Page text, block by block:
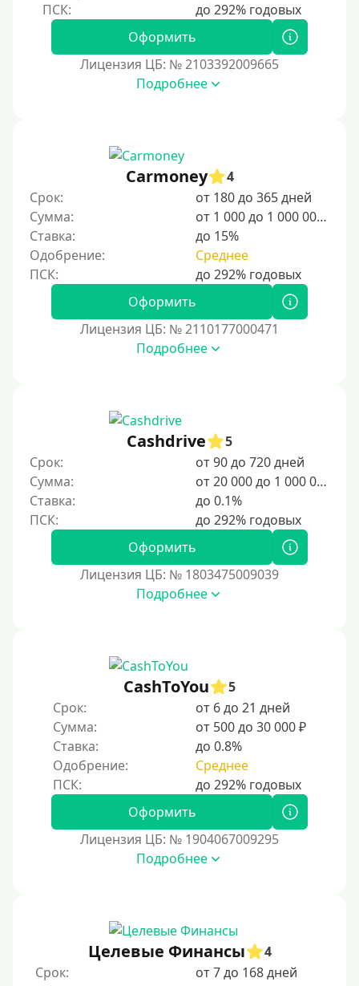
Оформить
Лицензия ЦБ: № 2103392009665
Подробнее
Carmoney
4
Срок:
от 180 до 365 дней
Сумма:
от 1 000 до 1 000 000 ₽
Ставка:
до 15%
Одобрение:
Среднее
Оформить
Лицензия ЦБ: № 2110177000471
Подробнее
Cashdrive
5
Срок:
от 90 до 720 дней
Сумма:
от 20 000 до 1 000 000 ₽
Ставка:
до 0.1%
Оформить
Лицензия ЦБ: № 1803475009039
Подробнее
CashToYou
5
Срок:
от 6 до 21 дней
Сумма:
от 500 до 30 000 ₽
Ставка:
до 0.8%
Одобрение:
Среднее
Оформить
Лицензия ЦБ: № 1904067009295
Подробнее
Целевые Финансы
4
Срок:
от 7 до 168 дней